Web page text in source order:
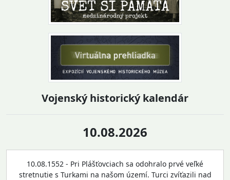
Vojenský historický kalendár
10.08.2026
10.08.1552 - Pri Plášťovciach sa odohralo prvé veľké
stretnutie s Turkami na našom území. Turci zvíťazili nad